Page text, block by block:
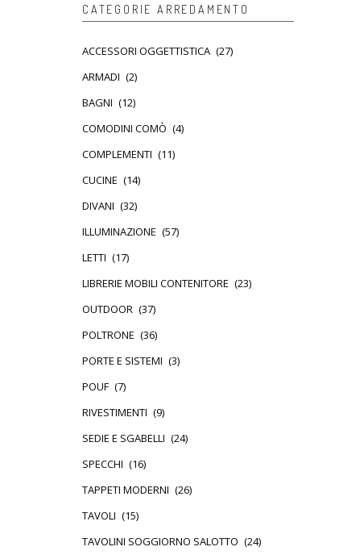
CATEGORIE ARREDAMENTO
ACCESSORI OGGETTISTICA (27)
ARMADI (2)
BAGNI (12)
COMODINI COMÒ (4)
COMPLEMENTI (11)
CUCINE (14)
DIVANI (32)
ILLUMINAZIONE (57)
LETTI (17)
LIBRERIE MOBILI CONTENITORE (23)
OUTDOOR (37)
POLTRONE (36)
PORTE E SISTEMI (3)
POUF (7)
RIVESTIMENTI (9)
SEDIE E SGABELLI (24)
SPECCHI (16)
TAPPETI MODERNI (26)
TAVOLI (15)
TAVOLINI SOGGIORNO SALOTTO (24)